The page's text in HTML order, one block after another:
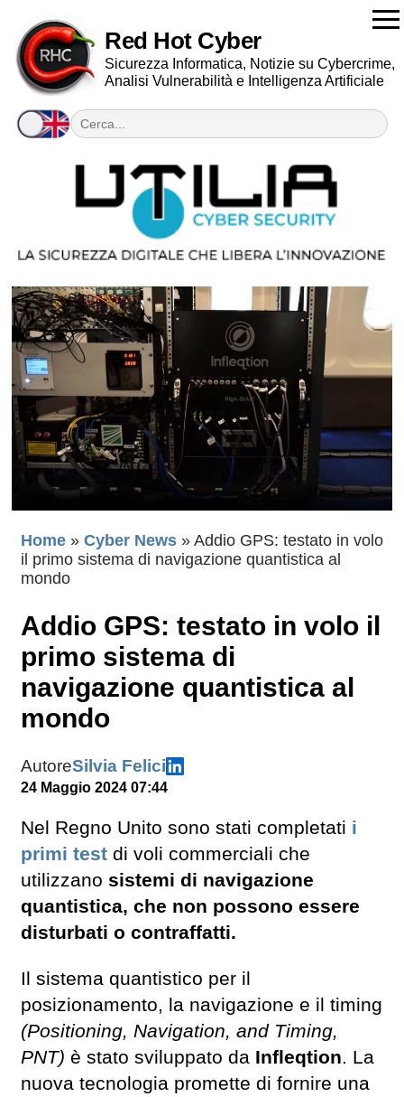
Red Hot Cyber
Sicurezza Informatica, Notizie su Cybercrime,
Analisi Vulnerabilità e Intelligenza Artificiale
Home » Cyber News » Addio GPS: testato in volo
il primo sistema di navigazione quantistica al
mondo
Addio GPS: testato in volo il
primo sistema di
navigazione quantistica al
mondo
AutoreSilvia Felici
24 Maggio 2024 07:44
Nel Regno Unito sono stati completati i
primi test di voli commerciali che
utilizzano sistemi di navigazione
quantistica, che non possono essere
disturbati o contraffatti.
Il sistema quantistico per il
posizionamento, la navigazione e il timing
(Positioning, Navigation, and Timing,
PNT) è stato sviluppato da Infleqtion. La
nuova tecnologia promette di fornire una